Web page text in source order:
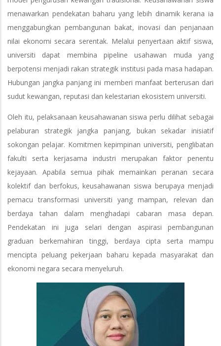
menawarkan pendekatan baharu yang lebih dinamik kerana ia
menggabungkan pembangunan bakat, inovasi dan penjanaan
nilai ekonomi secara serentak. Melalui penyertaan aktif siswa,
universiti dapat membina pipeline usahawan muda yang
berpotensi menjadi rakan strategik institusi pada masa hadapan.
Hubungan jangka panjang ini memberi manfaat berterusan dari
sudut kewangan, reputasi dan kelestarian ekosistem universiti.
Oleh itu, pelaksanaan keusahawanan siswa perlu dilihat sebagai
pelaburan strategik jangka panjang, bukan sekadar inisiatif
sokongan pelajar. Komitmen kepimpinan universiti, penglibatan
fakulti serta kerjasama industri merupakan faktor penentu
kejayaan. Apabila semua pihak memainkan peranan secara
kolektif dan berfokus, keusahawanan siswa berupaya menjadi
pemacu transformasi universiti yang mampan, relevan dan
berdaya tahan dalam menghadapi cabaran masa depan.
Pendekatan ini juga selari dengan aspirasi pembangunan
graduan berkemahiran tinggi, berdaya cipta serta mampu
mencipta peluang pekerjaan baharu kepada masyarakat dan
ekonomi negara secara menyeluruh.